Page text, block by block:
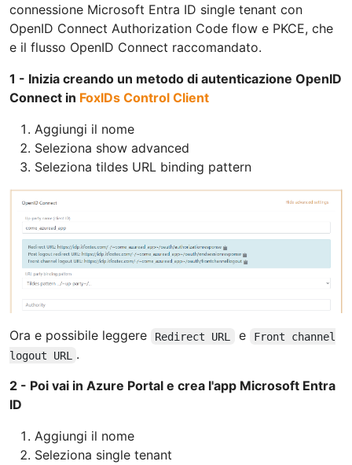
connessione Microsoft Entra ID single tenant con
OpenID Connect Authorization Code flow e PKCE, che
e il flusso OpenID Connect raccomandato.
1 - Inizia creando un metodo di autenticazione OpenID
Connect in FoxIDs Control Client
Aggiungi il nome
Seleziona show advanced
Seleziona tildes URL binding pattern
Ora e possibile leggere Redirect URL e
Front channel
logout URL
.
2 - Poi vai in Azure Portal e crea l'app Microsoft Entra
ID
Aggiungi il nome
Seleziona single tenant